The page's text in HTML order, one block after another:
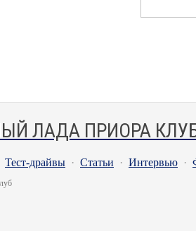
ЛАДА ПРИОРА
Тест-драйвы · Статьи · Интервью ·